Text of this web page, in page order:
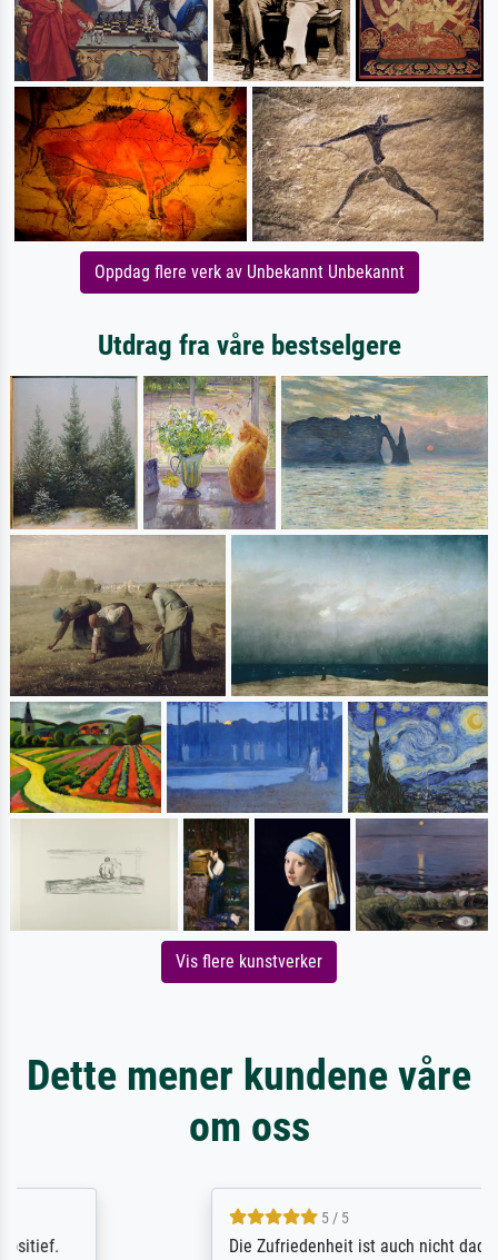
Oppdag flere verk av Unbekannt Unbekannt
Utdrag fra våre bestselgere
Vis flere kunstverker
Dette mener kundene våre
om oss
Die Zufriedenheit ist auch nicht dadurch